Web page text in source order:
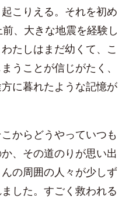
こりえる。それを初め
、大きな地震を経験し
たしはまだ幼くて、こ
うことが信じがたく、
に暮れたような記憶が
からどうやっていつも
、その道のりが思い出
の周囲の人々が少しず
した。すごく救われる